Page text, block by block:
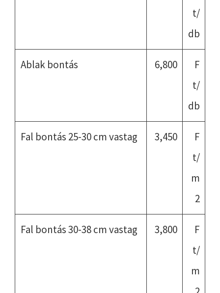
t/
db
Ablak bontás 6,800
F
t/
db
Fal bontás 25-30 cm vastag 3,450
F
t/
m
2
Fal bontás 30-38 cm vastag 3,800
F
t/
m